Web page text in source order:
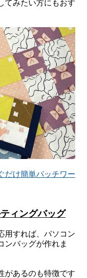
てみたい方にもおす
だけ簡単パッチワー
ィングバッグ
用すれば、パソコン
ンバッグが作れま
があるのも特徴です